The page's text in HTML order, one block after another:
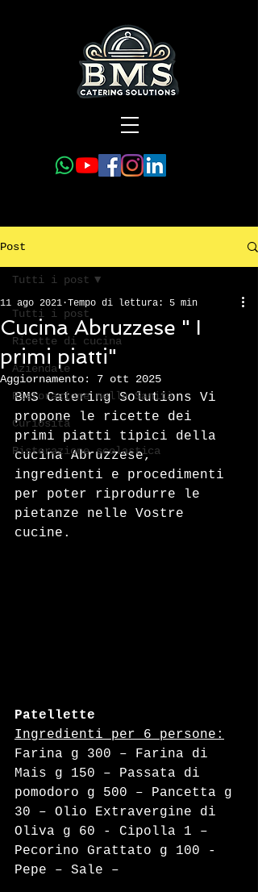
Post
Tutti i post
Ricette di cucina
Aziendale
Ristorazione nella Sanità
Curiosità
Ristorazione scolastica
Tutti i post
Cucina Abruzzese " I
primi piatti"
11 ago 2021 Tempo di lettura: 5 min
Aggiornamento: 7 ott 2025
BMS Catering Solutions Vi
propone le ricette dei
primi piatti tipici della
cucina Abruzzese,
ingredienti e procedimenti
per poter riprodurre le
pietanze nelle Vostre
cucine.
Patellette
Ingredienti per 6 persone:
Farina g 300 – Farina di
Mais g 150 – Passata di
pomodoro g 500 – Pancetta g
30 – Olio Extravergine di
Oliva g 60 - Cipolla 1 –
Pecorino Grattato g 100 -
Pepe – Sale –